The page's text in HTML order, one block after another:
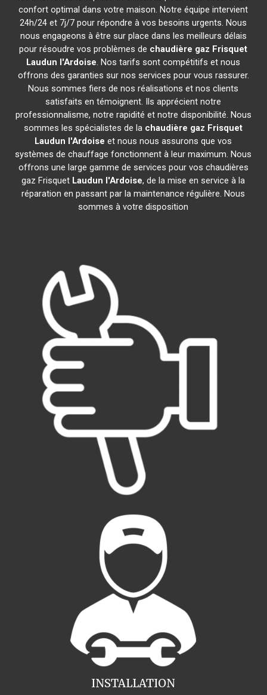
confort optimal dans votre maison. Notre équipe intervient
24h/24 et 7j/7 pour répondre à vos besoins urgents. Nous
nous engageons à être sur place dans les meilleurs délais
pour résoudre vos problèmes de chaudière gaz Frisquet
Laudun l'Ardoise. Nos tarifs sont compétitifs et nous
offrons des garanties sur nos services pour vous rassurer.
Nous sommes fiers de nos réalisations et nos clients
satisfaits en témoignent. Ils apprécient notre
professionnalisme, notre rapidité et notre disponibilité. Nous
sommes les spécialistes de la chaudière gaz Frisquet
Laudun l'Ardoise et nous nous assurons que vos
systèmes de chauffage fonctionnent à leur maximum. Nous
offrons une large gamme de services pour vos chaudières
gaz Frisquet Laudun l'Ardoise, de la mise en service à la
réparation en passant par la maintenance régulière. Nous
sommes à votre disposition
INSTALLATION